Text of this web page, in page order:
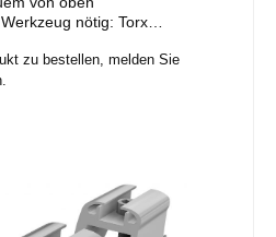
nötig: Torx
für alle RAILs (exkl. RAIL
Kennwerten einer
zu bestellen, melden Sie